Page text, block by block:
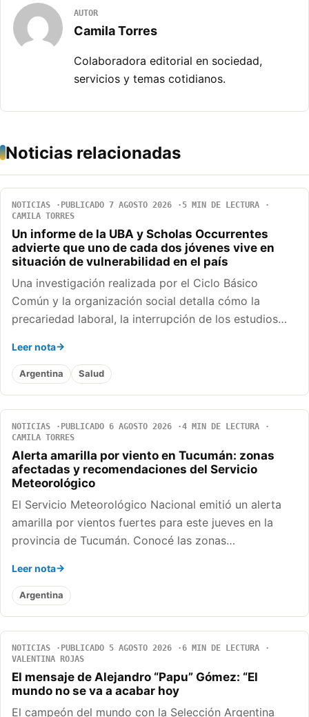
AUTOR
Camila Torres
Colaboradora editorial en sociedad,
servicios y temas cotidianos.
Noticias relacionadas
NOTICIAS PUBLICADO 7 AGOSTO 2026
5 MIN DE LECTURA
CAMILA TORRES
Un informe de la UBA y Scholas Occurrentes
advierte que uno de cada dos jóvenes vive en
situación de vulnerabilidad en el país
Una investigación realizada por el Ciclo Básico
Común y la organización social detalla cómo la
precariedad laboral, la interrupción de los estudios…
Leer nota
Argentina Salud
NOTICIAS PUBLICADO 6 AGOSTO 2026
4 MIN DE LECTURA
CAMILA TORRES
Alerta amarilla por viento en Tucumán: zonas
afectadas y recomendaciones del Servicio
Meteorológico
El Servicio Meteorológico Nacional emitió un alerta
amarilla por vientos fuertes para este jueves en la
provincia de Tucumán. Conocé las zonas…
Leer nota
Argentina
NOTICIAS PUBLICADO 5 AGOSTO 2026
6 MIN DE LECTURA
VALENTINA ROJAS
El mensaje de Alejandro “Papu” Gómez: “El
mundo no se va a acabar hoy
El campeón del mundo con la Selección Argentina